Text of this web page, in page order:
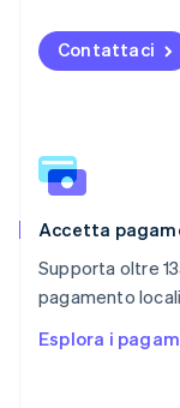
Contattaci
Accetta
Supporta oltre
pagamento
Esplora i
English
Nuova
Polonia
English
Portogallo
Português
English简体中文
Regno Unito
Repubblica